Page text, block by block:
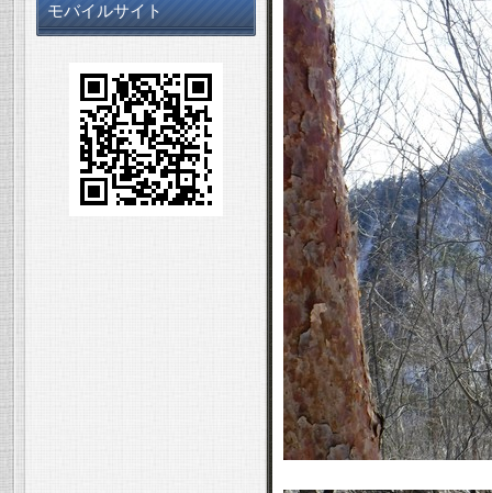
モバイルサイト